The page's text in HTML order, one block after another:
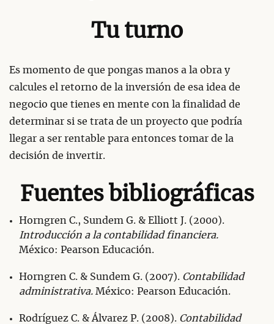
Tu turno
Es momento de que pongas manos a la obra y
calcules el retorno de la inversión de esa idea de
negocio que tienes en mente con la finalidad de
determinar si se trata de un proyecto que podría
llegar a ser rentable para entonces tomar de la
decisión de invertir.
Fuentes bibliográficas
Horngren C., Sundem G. & Elliott J. (2000).
Introducción a la contabilidad financiera.
México: Pearson Educación.
Horngren C. & Sundem G. (2007). Contabilidad
administrativa. México: Pearson Educación.
Rodríguez C. & Álvarez P. (2008). Contabilidad